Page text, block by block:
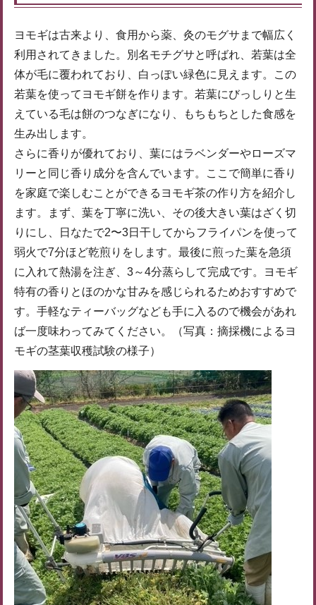
ヨモギは古来より、食用から薬、灸のモグサまで幅広く
利用されてきました。別名モチグサと呼ばれ、若葉は全
体が毛に覆われており、白っぽい緑色に見えます。この
若葉を使ってヨモギ餅を作ります。若葉にびっしりと生
えている毛は餅のつなぎになり、もちもちとした食感を
生み出します。
さらに香りが優れており、葉にはラベンダーやローズマ
リーと同じ香り成分を含んでいます。ここで簡単に香り
を家庭で楽しむことができるヨモギ茶の作り方を紹介し
ます。まず、葉を丁寧に洗い、その後大きい葉はざく切
りにし、日なたで2〜3日干してからフライパンを使って
弱火で7分ほど乾煎りをします。最後に煎った葉を急須
に入れて熱湯を注ぎ、3～4分蒸らして完成です。ヨモギ
特有の香りとほのかな甘みを感じられるためおすすめで
す。手軽なティーバッグなども手に入るので機会があれ
ば一度味わってみてください。（写真：摘採機によるヨ
モギの茎葉収穫試験の様子）